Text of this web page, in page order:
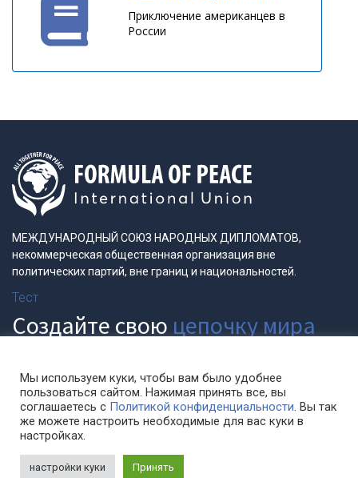
Приключение американцев в
России
МЕЖДУНАРОДНЫЙ СОЮЗ НАРОДНЫХ ДИПЛОМАТОВ,
некоммерческая общественная организация вне
политических партий, вне границ и национальностей.
Тест
Создайте свою цепочку мира
©СОЮЗ "ФОРМУЛА МИРА"2020 - 2026. Все права
защищены.formulapeace.ru/
Разработка и продвижение
Мы используем куки, чтобы вам было удобнее
пользоваться сайтом. Нажимая принять все, вы
соглашаетесь с Политикой конфиденциальности. Вы так
же можете настроить необходимые для вас куки в
настройках.
настройки куки Принять